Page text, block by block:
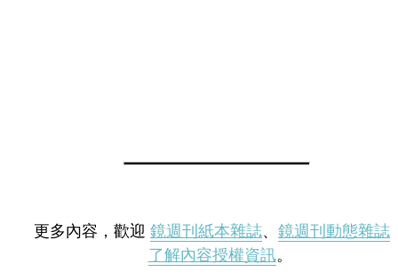
更多內容，歡迎 鏡週刊紙本雜誌、 鏡週刊動態雜誌
了解內容授權資訊。